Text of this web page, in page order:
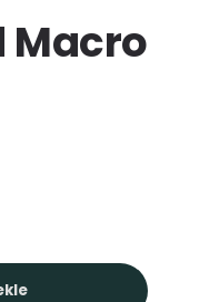
Macro